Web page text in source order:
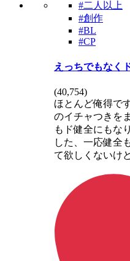
#二人以上
#創作
#BL
#CP
えっちでもなく
(40,754)
ほとんど俺得で
のイチャつきを
もド健全にもな
した、一応健全
て欲しくないけ